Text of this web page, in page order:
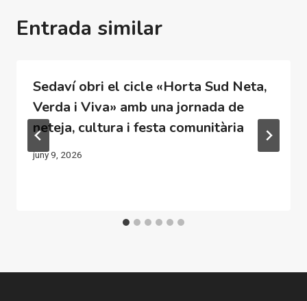
Entrada similar
Sedaví obri el cicle «Horta Sud Neta,
Verda i Viva» amb una jornada de
neteja, cultura i festa comunitària
juny 9, 2026